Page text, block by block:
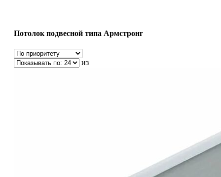
Потолок подвесной типа Армстронг
из